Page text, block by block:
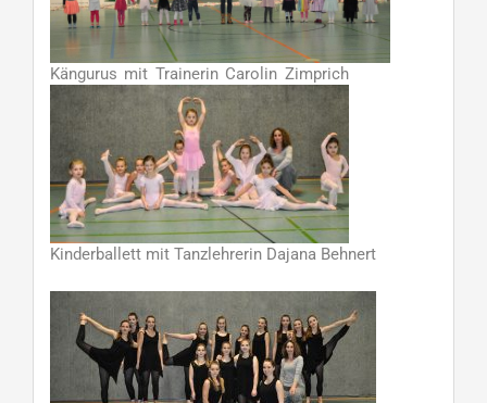
Kängurus mit Trainerin Carolin Zimprich
Kinderballett mit Tanzlehrerin Dajana Behnert